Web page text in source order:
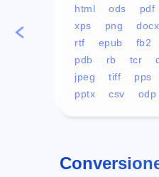
html ods pdf
xps
png docx
rtf
epub fb2
pdb
rb tcr
jpeg
tiff pps
pptx
csv odp